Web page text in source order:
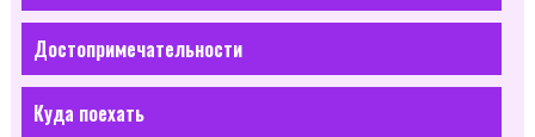
Достопримечательности
Куда поехать